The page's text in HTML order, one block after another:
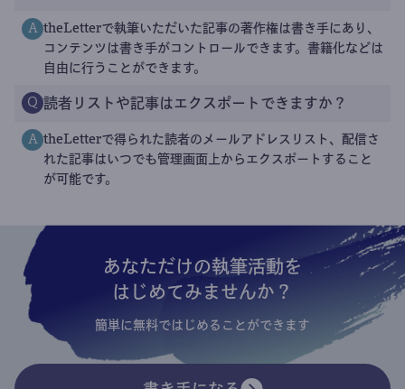
A theLetterで執筆いただいた記事の著作権は書き手にあり、
コンテンツは書き手がコントロールできます。書籍化などは
自由に行うことができます。
Q 読者リストや記事はエクスポートできますか？
A theLetterで得られた読者のメールアドレスリスト、配信さ
れた記事はいつでも管理画面上からエクスポートすること
が可能です。
あなただけの執筆活動を
はじめてみませんか？
簡単に無料ではじめることができます